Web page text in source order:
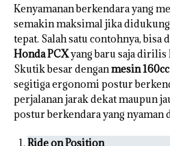
Kenyamanan berkendara yang
semakin maksimal jika
tepat. Salah satu contohnya, bisa
Honda PCXyang baru saja dirilis
Skutik besar denganmesin
segitiga ergonomi postur
perjalanan jarak dekat maupun
postur berkendara yang nyaman
Ride on Position